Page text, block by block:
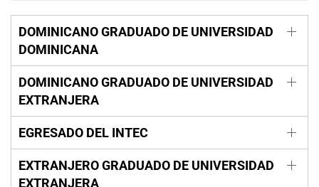
DOMINICANO GRADUADO DE UNIVERSIDAD
DOMINICANA
DOMINICANO GRADUADO DE UNIVERSIDAD
EXTRANJERA
EGRESADO DEL INTEC
EXTRANJERO GRADUADO DE UNIVERSIDAD
EXTRANJERA